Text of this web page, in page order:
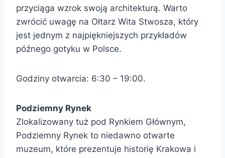
przyciąga wzrok swoją architekturą. Warto
zwrócić uwagę na Ołtarz Wita Stwosza, który
jest jednym z najpiękniejszych przykładów
późnego gotyku w Polsce.
Godziny otwarcia: 6:30 – 19:00.
Podziemny Rynek
Zlokalizowany tuż pod Rynkiem Głównym,
Podziemny Rynek to niedawno otwarte
muzeum, które prezentuje historię Krakowa i